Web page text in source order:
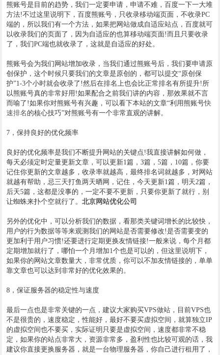
熊账号是目前的趋势，我们一定要申请，申请不难，百度一下一大堆
方法!不过这里说明下，百度熊账号，只收录移动端页面，不收录PC
端的，所以我们有一个方法，如果把网站做成自适应站点，百度就可
以收录我们的页面了，因为自适应的也算移动端页面!而且只要收录
了，我们PC端也就收录了，这就是自适应的好处。
熊账号会为我们网站增加收录，当我们通过熊账号后，我们要申请原
创保护，这个时候只要我们的文章是原创的，都可以提交“原创保
护”1-3个小时就会收录了!然后在排名上也会比正常排名有所提升!所
以熊账号真的非常好用!如果配合之前我们讲的内容，那效果就不言
而喻了!如果你对熊账号有兴趣，可以看下本站的文章“利用熊账号快
速排名 的核心技巧”对熊账号有一个非常直观的讲解。
7，保持良好的优化频率
良好的优化频率是我们不断提升网站的关键点!我直接讲解如何做，
每天必须定时定量更新文章，可以更新1篇，3篇，5篇，10篇，你要
记住你更新的文章越多，收录率就越高，最终排名词就越多，对网站
就越有帮助，忌三天打鱼两天晒网，记住，今天更新1篇，明天2篇，
后天5篇，这都是没事的，一定不要不更新，只要你更新了就行，别
让蜘蛛来扑个空就行了。北京网站优化公司
另外的优化中，可以分析我们的数据，看那类关键词增长的比较快，
用户的行为数据等等来观测我们的网站是否需要修改!是否需要变的
更加利于用户习惯!还要进行定期更换友情链接!一般来说，每个月都
定期增加就行了，哪怕一个月增加1个也是可以的，但这里说明下，
如果你的网站文章数量大，非常优质，你可以不加友情链接的，单单
靠文章也可以达到非常好的优化效果的。
8，保证服务器的稳定性与速度
最后一点也是非常关键的一点，建议大家购买VPS做站，目前VPS也
不是很贵的，速度稳定，性能好，最好不要买虚拟空间，就算独立IP
的虚拟空间也不要买，实际证明只要是虚拟空间，速度都非常不稳
定，如果你的站点非常大，资源非常多，盈利性也比较可观的话，我
建议你直接更换服务器，就是一台物理服务器，你自己进行租用了，